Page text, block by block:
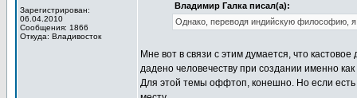
Зарегистрирован:
06.04.2010
Сообщения: 1866
Откуда: Владивосток
Владимир Галка писал(а):
Однако, переводя индийскую философию, я
Мне вот в связи с этим думается, что
дадено человечеству при создании именно
Для этой темы оффтоп, конешно. Но если есть